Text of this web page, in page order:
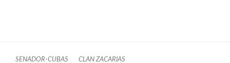
SENADOR-CUBAS CLAN ZACARIAS